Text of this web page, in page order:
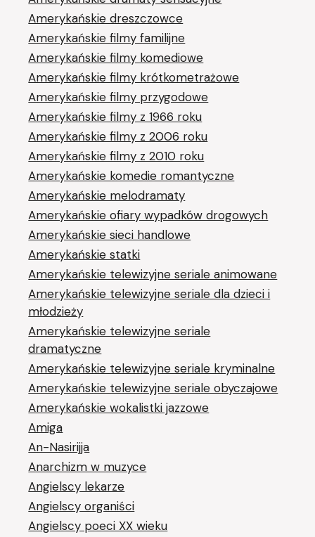
Amerykańskie dreszczowce
Amerykańskie filmy familijne
Amerykańskie filmy komediowe
Amerykańskie filmy krótkometrażowe
Amerykańskie filmy przygodowe
Amerykańskie filmy z 1966 roku
Amerykańskie filmy z 2006 roku
Amerykańskie filmy z 2010 roku
Amerykańskie komedie romantyczne
Amerykańskie melodramaty
Amerykańskie ofiary wypadków drogowych
Amerykańskie sieci handlowe
Amerykańskie statki
Amerykańskie telewizyjne seriale animowane
Amerykańskie telewizyjne seriale dla dzieci i
młodzieży
Amerykańskie telewizyjne seriale
dramatyczne
Amerykańskie telewizyjne seriale kryminalne
Amerykańskie telewizyjne seriale obyczajowe
Amerykańskie wokalistki jazzowe
Amiga
An-Nasirijja
Anarchizm w muzyce
Angielscy lekarze
Angielscy organiści
Angielscy poeci XX wieku